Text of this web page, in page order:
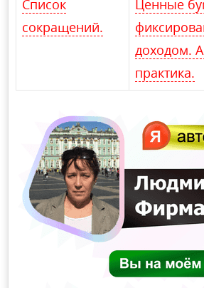
Список
сокращений.
Ценные
доходом.
практика.